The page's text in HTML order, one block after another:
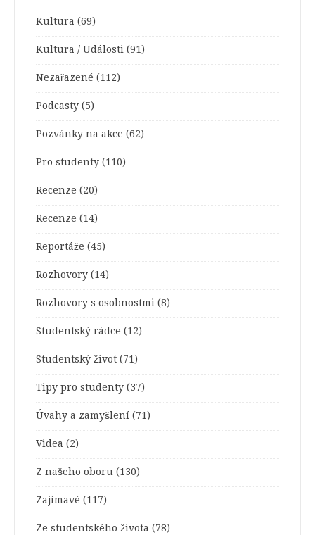
Kultura (69)
Kultura / Události (91)
Nezařazené (112)
Podcasty (5)
Pozvánky na akce (62)
Pro studenty (110)
Recenze (20)
Recenze (14)
Reportáže (45)
Rozhovory (14)
Rozhovory s osobnostmi (8)
Studentský rádce (12)
Studentský život (71)
Tipy pro studenty (37)
Úvahy a zamyšlení (71)
Videa (2)
Z našeho oboru (130)
Zajímavé (117)
Ze studentského života (78)